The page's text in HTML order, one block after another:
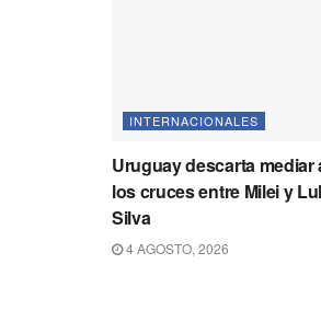
INTERNACIONALES
Uruguay descarta mediar
los cruces entre Milei y
Silva
4 AGOSTO, 2026